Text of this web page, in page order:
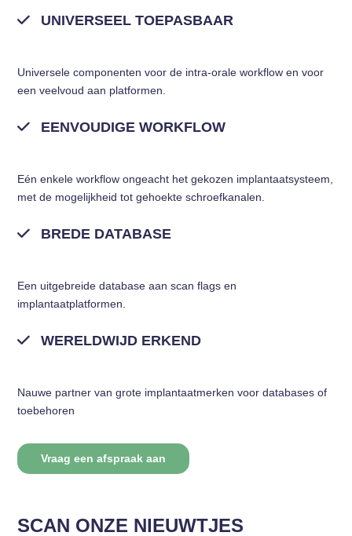
UNIVERSEEL TOEPASBAAR
Universele componenten voor de intra-orale workflow en voor
een veelvoud aan platformen.
EENVOUDIGE WORKFLOW
Eén enkele workflow ongeacht het gekozen implantaatsysteem,
met de mogelijkheid tot gehoekte schroefkanalen.
BREDE DATABASE
Een uitgebreide database aan scan flags en
implantaatplatformen.
WERELDWIJD ERKEND
Nauwe partner van grote implantaatmerken voor databases of
toebehoren
Vraag een afspraak aan
SCAN ONZE NIEUWTJES